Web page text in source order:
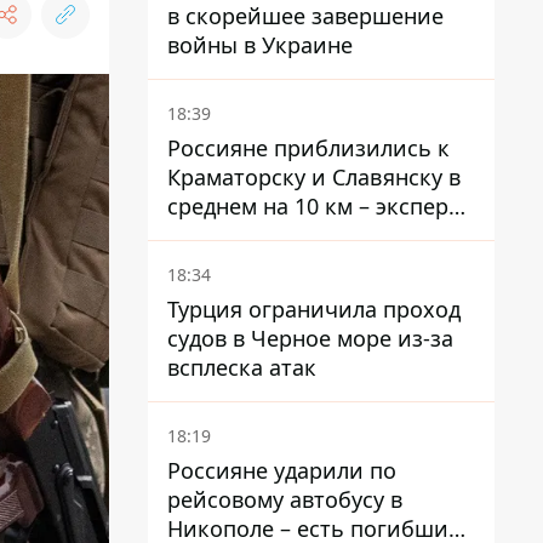
в скорейшее завершение
войны в Украине
18:39
Россияне приблизились к
Краматорску и Славянску в
среднем на 10 км – эксперт
предупредил об усилении
наступления
18:34
Турция ограничила проход
судов в Черное море из-за
всплеска атак
18:19
Россияне ударили по
рейсовому автобусу в
Никополе – есть погибший